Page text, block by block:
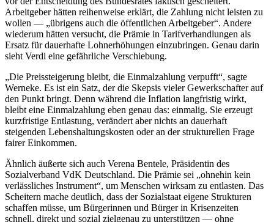
Arbeitgeber hätten reihenweise erklärt, die Zahlung nicht leisten zu
wollen — „übrigens auch die öffentlichen Arbeitgeber“. Andere
wiederum hätten versucht, die Prämie in Tarifverhandlungen als
Ersatz für dauerhafte Lohnerhöhungen einzubringen. Genau darin
sieht Verdi eine gefährliche Verschiebung.
„Die Preissteigerung bleibt, die Einmalzahlung verpufft“, sagte
Werneke. Es ist ein Satz, der die Skepsis vieler Gewerkschafter auf
den Punkt bringt. Denn während die Inflation langfristig wirkt,
bleibt eine Einmalzahlung eben genau das: einmalig. Sie erzeugt
kurzfristige Entlastung, verändert aber nichts an dauerhaft
steigenden Lebenshaltungskosten oder an der strukturellen Frage
fairer Einkommen.
Ähnlich äußerte sich auch Verena Bentele, Präsidentin des
Sozialverband VdK Deutschland. Die Prämie sei „ohnehin kein
verlässliches Instrument“, um Menschen wirksam zu entlasten. Das
Scheitern mache deutlich, dass der Sozialstaat eigene Strukturen
schaffen müsse, um Bürgerinnen und Bürger in Krisenzeiten
schnell, direkt und sozial zielgenau zu unterstützen — ohne